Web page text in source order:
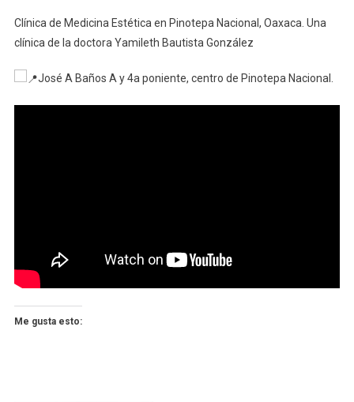
De
Clínica de Medicina Estética en Pinotepa Nacional, Oaxaca. Una
clínica de la doctora Yamileth Bautista González
José A Baños A y 4a poniente, centro de Pinotepa Nacional.
Me gusta esto: